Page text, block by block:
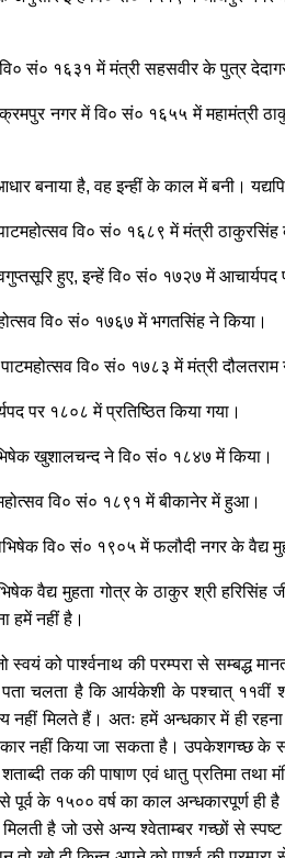
सं० १६३१ में मंत्री सहसवीर के पुत्र
नगर में वि० सं० १६५५ में महामंत्री
बनाया है, वह इन्हीं के काल में बनी।
वि० सं० १६८९ में मंत्री ठाकुरसिंह
हुए, इन्हें वि० सं० १७२७ में आचार्यपद
वि० सं० १७६७ में भगतसिंह ने किया।
वि० सं० १७८३ में मंत्री दौलतराम
पर १८०८ में प्रतिष्ठित किया गया।
खुशालचन्द ने वि० सं० १८४७ में किया।
वि० सं० १८९१ में बीकानेर में हुआ।
वि० सं० १९०५ में फलौदी नगर के वैद्य
वैद्य मुहता गोत्र के ठाकुर श्री हरिसिंह
हमें नहीं है।
को पार्श्वनाथ की परम्परा से सम्बद्ध
चलता है कि आर्यकेशी के पश्चात् ११वीं
नहीं मिलते हैं। अतः हमें अन्धकार में ही
नहीं किया जा सकता है। उपकेशगच्छ के
शताब्दी तक की पाषाण एवं धातु प्रतिमा
पूर्व के १५०० वर्ष का काल अन्धकारपूर्ण
मिलती है जो उसे अन्य श्वेताम्बर गच्छों